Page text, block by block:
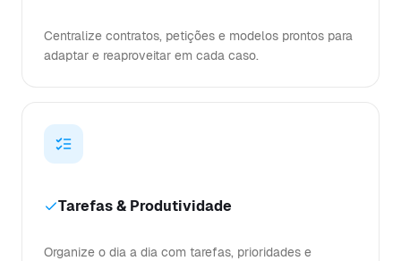
Centralize contratos, petições e modelos prontos para
adaptar e reaproveitar em cada caso.
Tarefas & Produtividade
Organize o dia a dia com tarefas, prioridades e